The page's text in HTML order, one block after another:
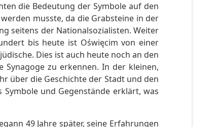
die Bedeutung der Symbole auf den
musste, da die Grabsteine in der
seitens der Nationalsozialisten. Weiter
bis heute ist Oświęcim von einer
Dies ist auch heute noch an den
zu erkennen. In der kleinen,
über die Geschichte der Stadt und den
und Gegenstände erklärt, was
49 Jahre später, seine Erfahrungen